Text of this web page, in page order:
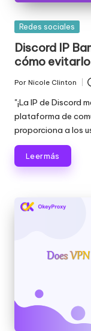
a
s
s
u
s
n
e
c
e
si
s
Publicada
Redes sociales
Discord IP
cómo evitarlo
Publicado
por
Por Nicole Clinton
"¡La IP de Discord
plataforma de
proporciona a los
Leer más